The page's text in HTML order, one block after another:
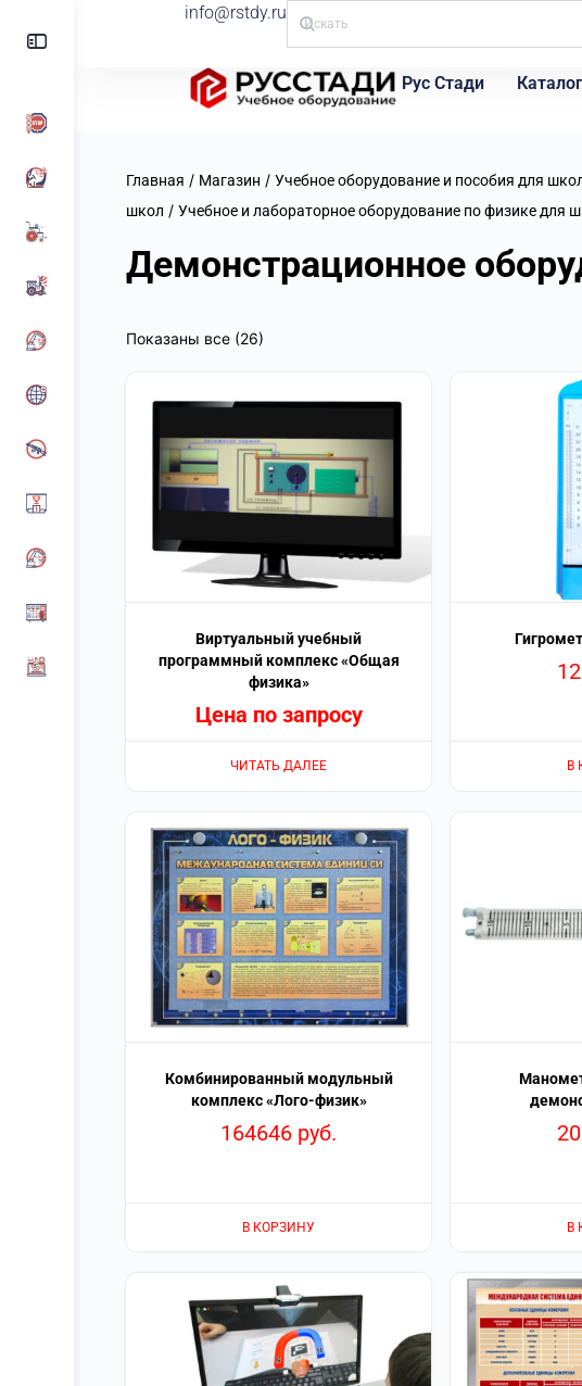
info@rstdy.ru
Рус Стади Каталог
Главная / Магазин / Учебное оборудование и пособия для
школ / Учебное и лабораторное оборудование по физике для
Демонстрационное
Показаны все (26)
Виртуальный учебный
программный комплекс «Общая
физика»
Цена по запросу
ЧИТАТЬ ДАЛЕЕ В
Комбинированный модульный
комплекс «Лого-физик»
164646 руб.
В КОРЗИНУ В